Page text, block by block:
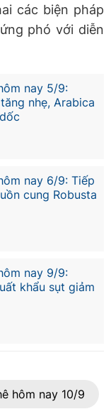
các biện pháp
phó với diễn
nay 5/9:
nhẹ, Arabica
nay 6/9: Tiếp
cung Robusta
nay 9/9:
khẩu sụt giảm
hôm nay 10/9